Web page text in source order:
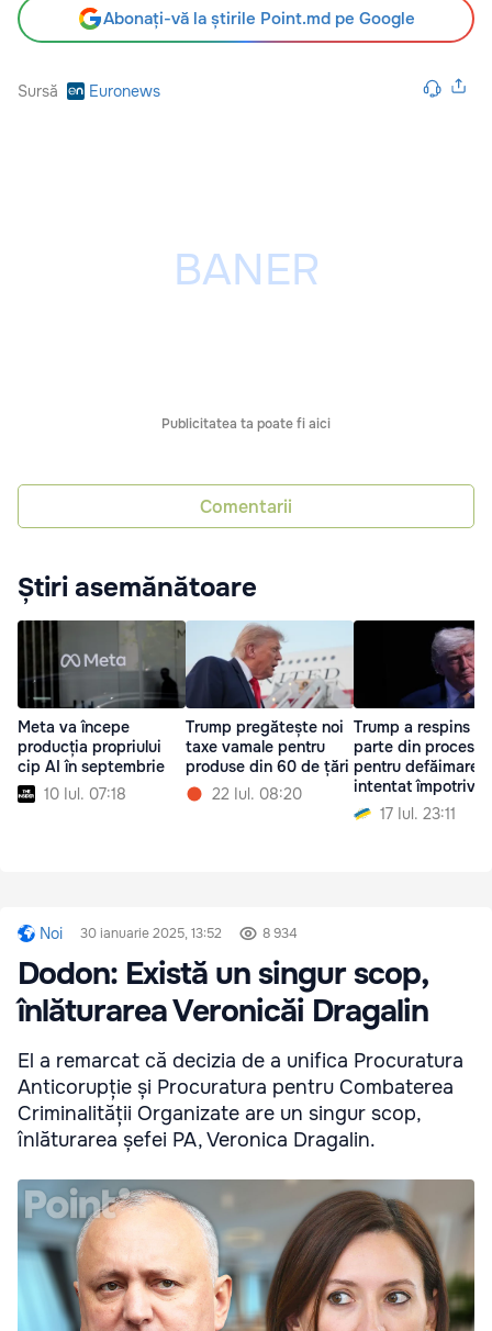
Abonați-vă la știrile Point.md pe Google
Sursă Euronews
Publicitatea ta poate fi aici
Comentarii
Știri asemănătoare
Meta va începe
producția propriului
cip AI în septembrie
10 Iul. 07:18
Trump pregătește noi
taxe vamale pentru
produse din 60 de țări
22 Iul. 08:20
Trump a respins o
parte din procesul
pentru defăimare
intentat împotriva
17 Iul. 23:11
Noi 30 ianuarie 2025, 13:52 8 934
Dodon: Există un singur scop,
înlăturarea Veronicăi Dragalin
El a remarcat că decizia de a unifica Procuratura
Anticorupție și Procuratura pentru Combaterea
Criminalității Organizate are un singur scop,
înlăturarea șefei PA, Veronica Dragalin.